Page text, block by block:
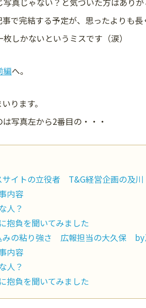
で完結する予定が、思ったよりも
しかないというミスです（涙）
編へ。
ります。
写真左から2番目の・・・
サイトの立役者 T&G経営企画の及
内容
人？
抱負を聞いてみました
みの粘り強さ 広報担当の大久保 by
内容
人？
抱負を聞いてみました